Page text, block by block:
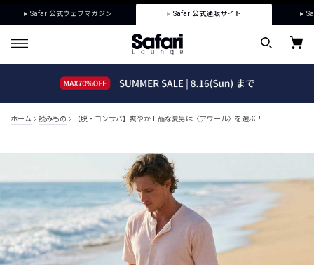
Safari公式ウェブマガジン Safari公式通販サイト
ホーム 読みもの 【脱・コンサバ】爽やか上品な夏男は〈アウール〉を選ぶ！